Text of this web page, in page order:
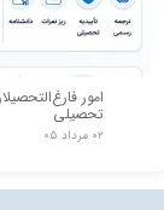
امور
تحصیلی
۰۲ مرداد ۰۵